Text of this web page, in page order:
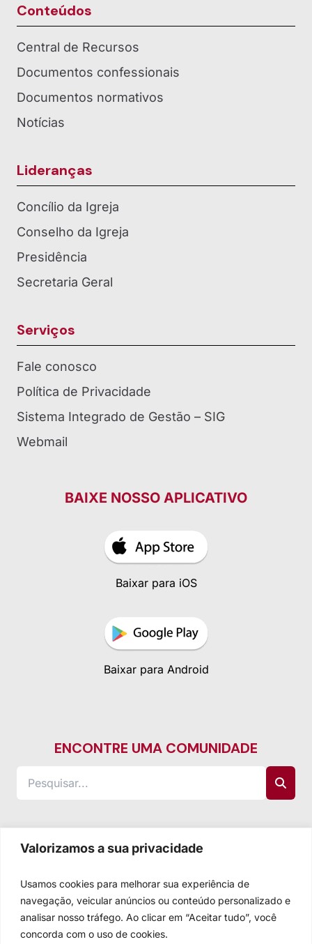
Valorizamos a sua privacidade
Usamos cookies para melhorar sua experiência de
navegação, veicular anúncios ou conteúdo personalizado e
analisar nosso tráfego. Ao clicar em “Aceitar tudo”, você
concorda com o uso de cookies.
Conteúdos
Central de Recursos
Documentos confessionais
Documentos normativos
Notícias
Lideranças
Concílio da Igreja
Conselho da Igreja
Presidência
Secretaria Geral
Serviços
Fale conosco
Política de Privacidade
Sistema Integrado de Gestão – SIG
Webmail
BAIXE NOSSO APLICATIVO
Baixar para iOS
Baixar para Android
ENCONTRE UMA COMUNIDADE